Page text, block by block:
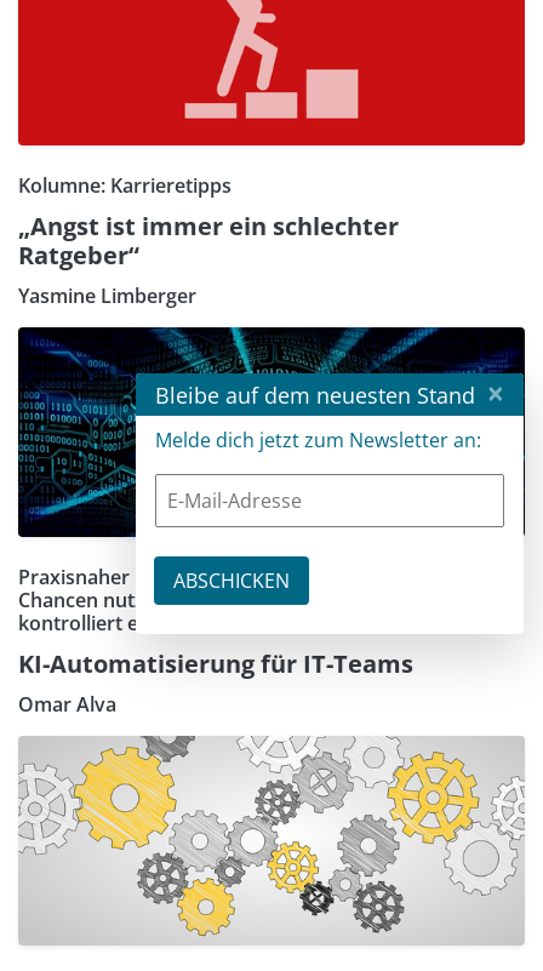
Kolumne: Karrieretipps
„Angst ist immer ein schlechter
Ratgeber“
Yasmine Limberger
Praxisnaher Leitfaden für Ingenieure und Architekten:
Chancen nutzen, Risiken beherrschen und KI
kontrolliert einsetzen
KI-Automatisierung für IT-Teams
Omar Alva
Bleibe auf dem neuesten Stand ×
Melde dich jetzt zum Newsletter an: